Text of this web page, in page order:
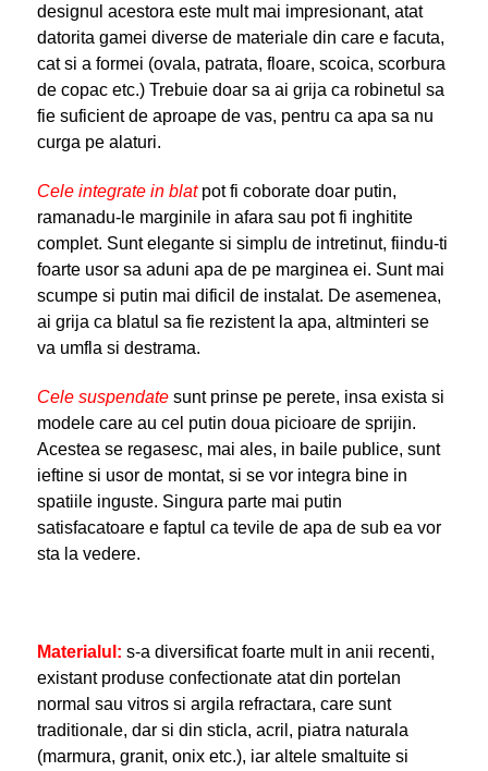
designul acestora este mult mai impresionant, atat
datorita gamei diverse de materiale din care e facuta,
cat si a formei (ovala, patrata, floare, scoica, scorbura
de copac etc.) Trebuie doar sa ai grija ca robinetul sa
fie suficient de aproape de vas, pentru ca apa sa nu
curga pe alaturi.
Cele integrate in blat pot fi coborate doar putin,
ramanadu-le marginile in afara sau pot fi inghitite
complet. Sunt elegante si simplu de intretinut, fiindu-ti
foarte usor sa aduni apa de pe marginea ei. Sunt mai
scumpe si putin mai dificil de instalat. De asemenea,
ai grija ca blatul sa fie rezistent la apa, altminteri se
va umfla si destrama.
Cele suspendatesunt prinse pe perete, insa exista si
modele care au cel putin doua picioare de sprijin.
Acestea se regasesc, mai ales, in baile publice, sunt
ieftine si usor de montat, si se vor integra bine in
spatiile inguste. Singura parte mai putin
satisfacatoare e faptul ca tevile de apa de sub ea vor
sta la vedere.
Materialul: s-a diversificat foarte mult in anii recenti,
existant produse confectionate atat din portelan
normal sau vitros si argila refractara, care sunt
traditionale, dar si din sticla, acril, piatra naturala
(marmura, granit, onix etc.), iar altele smaltuite si